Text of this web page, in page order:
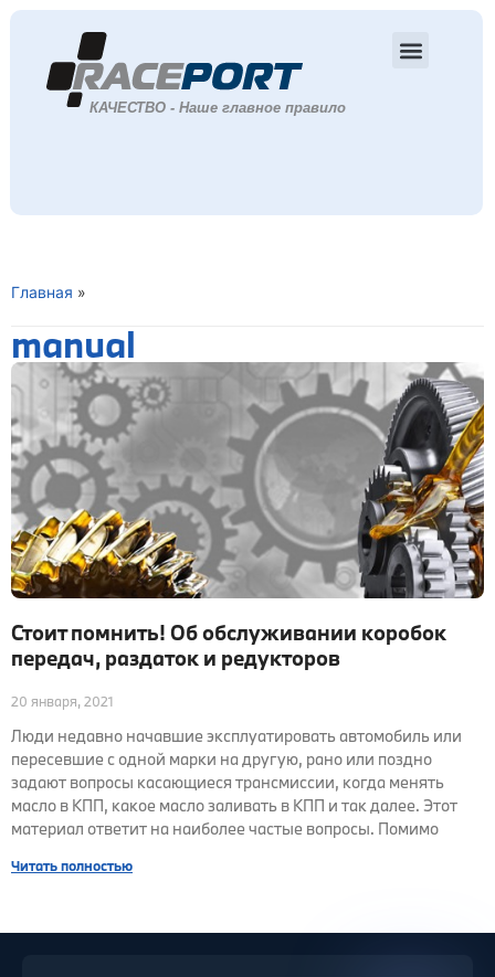
Главная »
manual
Стоит помнить! Об обслуживании коробок
передач, раздаток и редукторов
20 января, 2021
Люди недавно начавшие эксплуатировать автомобиль или
пересевшие с одной марки на другую, рано или поздно
задают вопросы касающиеся трансмиссии, когда менять
масло в КПП, какое масло заливать в КПП и так далее. Этот
материал ответит на наиболее частые вопросы. Помимо
Читать полностью